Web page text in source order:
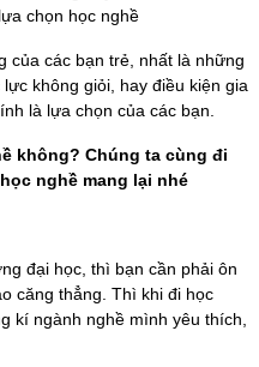
chọn học nghề
của các bạn trẻ, nhất là những
không giỏi, hay điều kiện gia
là lựa chọn của các bạn.
không? Chúng ta cùng đi
nghề mang lại nhé
đại học, thì bạn cần phải ôn
căng thẳng. Thì khi đi học
kí ngành nghề mình yêu thích,